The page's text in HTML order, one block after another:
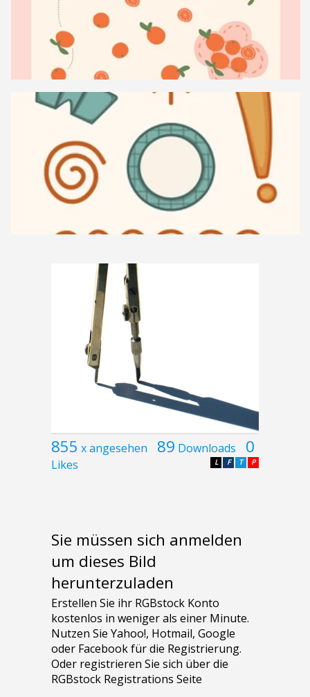
855 x angesehen 89 Downloads 0
Likes P
T
F
L
Sie müssen sich anmelden
um dieses Bild
herunterzuladen